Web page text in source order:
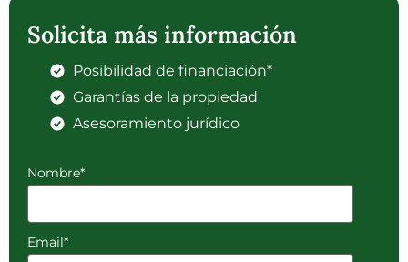
Solicita más información
Posibilidad de financiación*
Garantías de la propiedad
Asesoramiento jurídico
Nombre*
Email*